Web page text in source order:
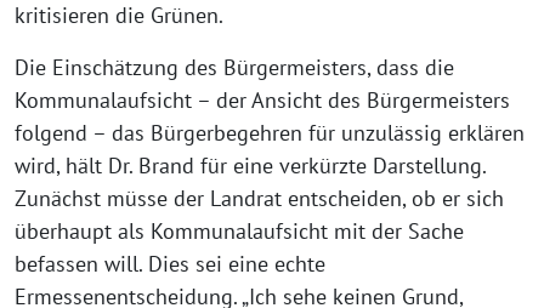
kritisieren die Grünen.
Die Einschätzung des Bürgermeisters, dass die
Kommunalaufsicht – der Ansicht des Bürgermeisters
folgend – das Bürgerbegehren für unzulässig erklären
wird, hält Dr. Brand für eine verkürzte Darstellung.
Zunächst müsse der Landrat entscheiden, ob er sich
überhaupt als Kommunalaufsicht mit der Sache
befassen will. Dies sei eine echte
Ermessenentscheidung. „Ich sehe keinen Grund,